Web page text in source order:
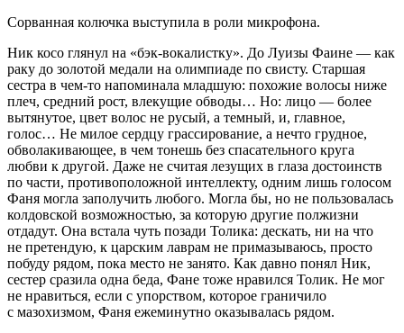
Сорванная колючка выступила в роли микрофона.
Ник косо глянул на «бэк-вокалистку». До Луизы Фаине — как
раку до золотой медали на олимпиаде по свисту. Старшая
сестра в чем-то напоминала младшую: похожие волосы ниже
плеч, средний рост, влекущие обводы… Но: лицо — более
вытянутое, цвет волос не русый, а темный, и, главное,
голос… Не милое сердцу грассирование, а нечто грудное,
обволакивающее, в чем тонешь без спасательного круга
любви к другой. Даже не считая лезущих в глаза достоинств
по части, противоположной интеллекту, одним лишь голосом
Фаня могла заполучить любого. Могла бы, но не пользовалась
колдовской возможностью, за которую другие полжизни
отдадут. Она встала чуть позади Толика: дескать, ни на что
не претендую, к царским лаврам не примазываюсь, просто
побуду рядом, пока место не занято. Как давно понял Ник,
сестер сразила одна беда, Фане тоже нравился Толик. Не мог
не нравиться, если с упорством, которое граничило
с мазохизмом, Фаня ежеминутно оказывалась рядом.